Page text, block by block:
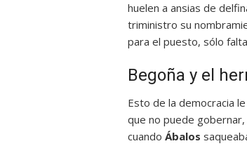
huelen a ansias de
triministro su
para el puesto, sólo
Begoña y el
Esto de la democracia
que no puede
cuando Ábalos